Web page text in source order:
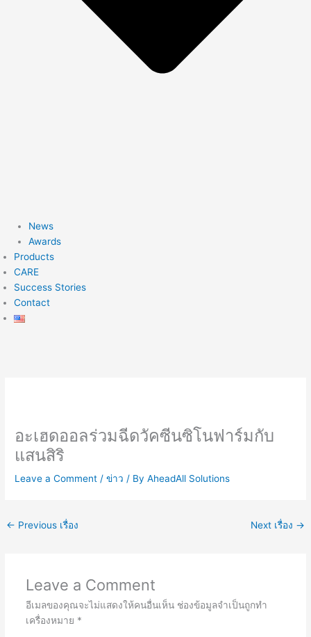
News
Awards
Products
CARE
Success Stories
Contact
อะเฮดออลร่วมฉีดวัคซีนซิโนฟาร์มกับ
แสนสิริ
Leave a Comment /ข่าว / ByAheadAll Solutions
← Previous เรื่อง Next เรื่อง →
Leave a Comment
อีเมลของคุณจะไม่แสดงให้คนอื่นเห็น ช่องข้อมูลจำเป็นถูกทำ
เครื่องหมาย *